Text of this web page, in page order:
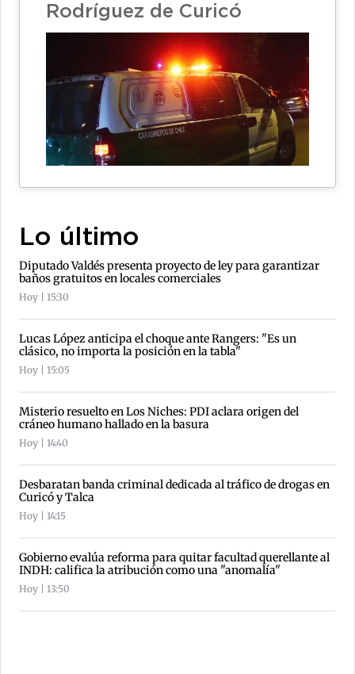
Rodríguez de Curicó
Lo último
Diputado Valdés presenta proyecto de ley para garantizar
baños gratuitos en locales comerciales
Hoy | 15:30
Lucas López anticipa el choque ante Rangers: "Es un
clásico, no importa la posición en la tabla"
Hoy | 15:05
Misterio resuelto en Los Niches: PDI aclara origen del
cráneo humano hallado en la basura
Hoy | 14:40
Desbaratan banda criminal dedicada al tráfico de drogas en
Curicó y Talca
Hoy | 14:15
Gobierno evalúa reforma para quitar facultad querellante al
INDH: califica la atribución como una "anomalía"
Hoy | 13:50